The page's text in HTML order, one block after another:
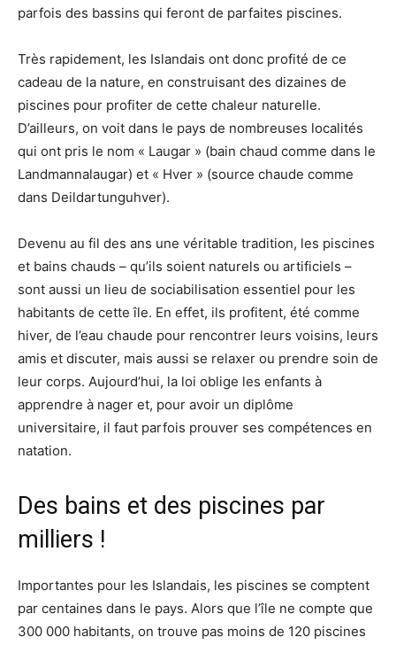
parfois des bassins qui feront de parfaites piscines.
Très rapidement, les Islandais ont donc profité de ce
cadeau de la nature, en construisant des dizaines de
piscines pour profiter de cette chaleur naturelle.
D’ailleurs, on voit dans le pays de nombreuses localités
qui ont pris le nom « Laugar » (bain chaud comme dans le
Landmannalaugar) et « Hver » (source chaude comme
dans Deildartunguhver).
Devenu au fil des ans une véritable tradition, les piscines
et bains chauds – qu’ils soient naturels ou artificiels –
sont aussi un lieu de sociabilisation essentiel pour les
habitants de cette île. En effet, ils profitent, été comme
hiver, de l’eau chaude pour rencontrer leurs voisins, leurs
amis et discuter, mais aussi se relaxer ou prendre soin de
leur corps. Aujourd’hui, la loi oblige les enfants à
apprendre à nager et, pour avoir un diplôme
universitaire, il faut parfois prouver ses compétences en
natation.
Des bains et des piscines par
milliers !
Importantes pour les Islandais, les piscines se comptent
par centaines dans le pays. Alors que l’île ne compte que
300 000 habitants, on trouve pas moins de 120 piscines